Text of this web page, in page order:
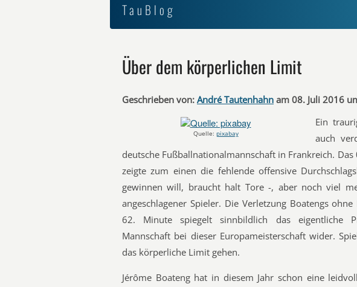
TauBlog
Über dem körperlichen Limit
Geschrieben von: André Tautenhahn am 08. Juli 2016
Quelle: pixabay
Ein
auch
deutsche Fußballnationalmannschaft in Frankreich. Das
zeigte zum einen die fehlende offensive
gewinnen will, braucht halt Tore -, aber noch viel
angeschlagener Spieler. Die Verletzung Boatengs
62. Minute spiegelt sinnbildlich das eigentliche
Mannschaft bei dieser Europameisterschaft wider.
das körperliche Limit gehen.
Jérôme Boateng hat in diesem Jahr schon eine